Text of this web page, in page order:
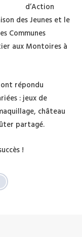
d’Action
des Jeunes et le
Communes
aux Montoires à
répondu
: jeux de
château
partagé.
!